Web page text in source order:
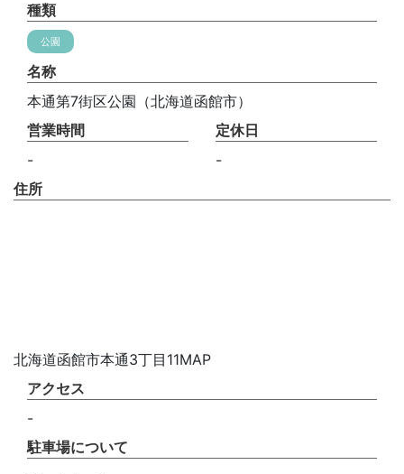
種類
公園
名称
本通第7街区公園（北海道函館市）
営業時間
-
定休日
-
住所
北海道函館市本通3丁目11MAP
アクセス
-
駐車場について